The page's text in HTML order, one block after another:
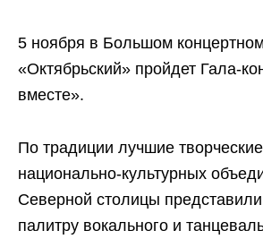
5 ноября в Большом
«Октябрьский» пройдет Гала-
вместе».
По традиции лучшие
национально-культурных
Северной столицы
палитру вокального и